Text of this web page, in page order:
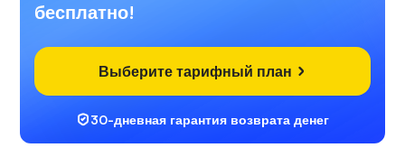
бесплатно!
Выберите тарифный план
30-дневная гарантия возврата денег